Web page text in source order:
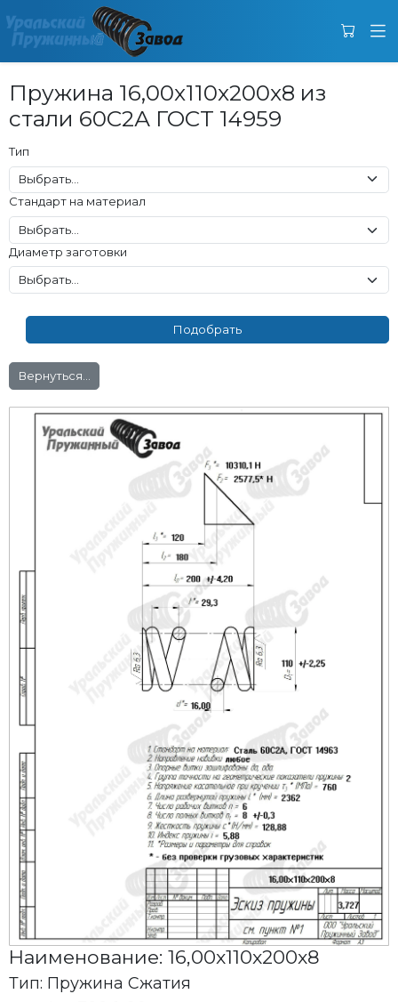
Пружина 16,00x110x200x8 из
стали 60С2А ГОСТ 14959
Тип
Стандарт на материал
Диаметр заготовки
Вернуться...
Наименование: 16,00x110x200x8
Тип: Пружина Сжатия